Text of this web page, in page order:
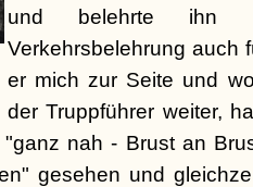
und belehrte ihn
Verkehrsbelehrung auch
er mich zur Seite und
der Truppführer weiter,
nah - Brust an
gesehen und